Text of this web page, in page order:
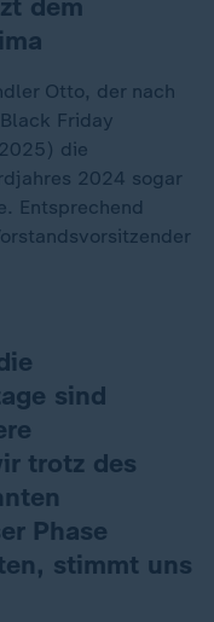
dem
Otto, der nach
Friday
die
2024 sogar
Entsprechend
sind
trotz des
Phase
stimmt uns